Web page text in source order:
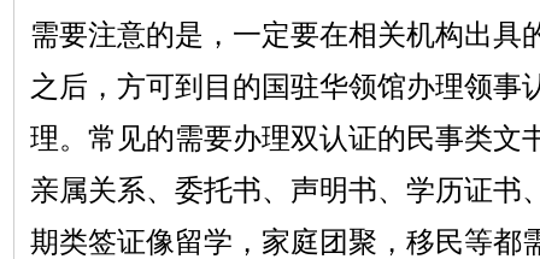
需要注意的是，一定要在相关机构出具
之后，方可到目的国驻华领馆办理领事
理。常见的需要办理双认证的民事类文
亲属关系、委托书、声明书、学历证书
期类签证像留学，家庭团聚，移民等都